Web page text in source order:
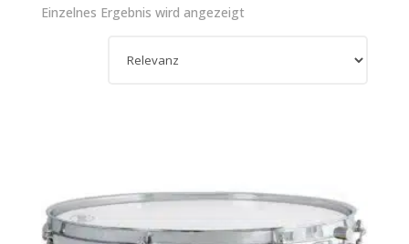
Einzelnes Ergebnis wird angezeigt